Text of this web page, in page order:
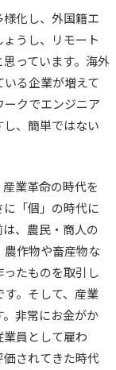
化し、外国籍エ
うし、リモート
っています。 海外
る企業が増えて
クでエンジニア
、簡単ではない
業革命の時代を
「個」の時代に
、農民・商人の
農作物や畜産物な
たものを取引し
。そして、 産業
非常にお金がか
員として雇わ
されてきた時代